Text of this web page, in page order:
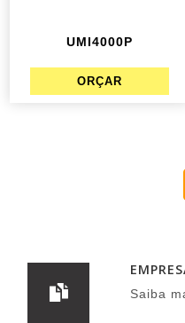
UMI4000P
Saiba